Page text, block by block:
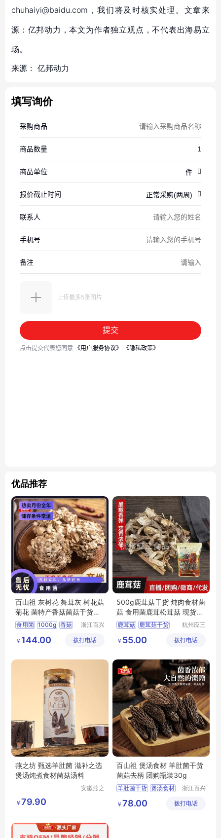
chuhaiyi@baidu.com，我们将及时核实处理。文章来
源：亿邦动力，本文为作者独立观点，不代表出海易立
场。
来源： 亿邦动力
填写询价
优品推荐
百山祖 灰树花 舞茸灰 树花菇
菊花 菌特产香菇菌菇干货食
用菌
食用菌 1000g 香菇
浙江百兴
公司
￥ 144.00 拨打电话
500g鹿茸菇干货 炖肉食材菌
菇 食用菌鹿茸松茸菇 现货批
发 九千馆
鹿茸菇 鹿茸菇干货
鹿茸松茸菇
杭州应三
公司
￥ 55.00 拨打电话
燕之坊 甄选羊肚菌 滋补之选
煲汤炖煮食材菌菇汤料
安徽燕之
￥ 79.90
百山祖 煲汤食材 羊肚菌干货
菌菇去柄 团购瓶装30g
羊肚菌干货 煲汤食材
浙江百兴
公司
￥ 78.00 拨打电话